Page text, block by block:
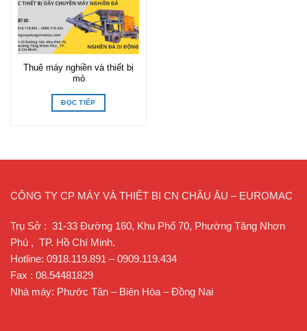
Thuê máy nghiền và thiết bị
mỏ
ĐỌC TIẾP
CÔNG TY CP MÁY VÀ THIẾT BỊ CN CHÂU ÂU – EUROMAC
Trụ Sở : 31-33 Đường 160, Khu Phố 70, Phường Tăng Nhơn
Phú , TP. Hồ Chí Minh.
Hotline: 0918.119.891 – 0909.119.434
Fax : 08.54481829
Nhà máy: Phước Tân – Biên Hòa – Đồng Nai